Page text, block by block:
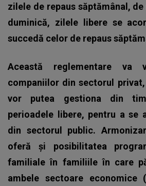
zilele de repaus săptămânal,
duminică, zilele libere se
succedă celor de repaus
Această reglementare va
companiilor din sectorul
vor putea gestiona din
perioadele libere, pentru a se
din sectorul public.
oferă şi posibilitatea
familiale în familiile în care
ambele sectoare economice